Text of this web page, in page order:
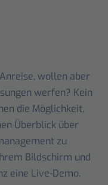
wollen aber
werfen? Kein
die Möglichkeit,
Überblick über
zu
Bildschirm und
eine Live-Demo.